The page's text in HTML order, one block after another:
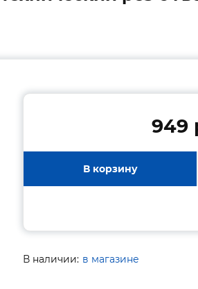
949
В корзину
В наличии: в магазине